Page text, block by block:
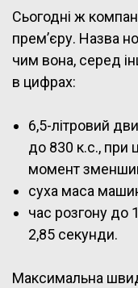
Сьогодні ж
прем’єру. Назва
чим вона, серед
в цифрах:
6,5-літровий
до 830 к.с., при
момент
суха маса
час розгону до
2,85 секунди.
Максимальна